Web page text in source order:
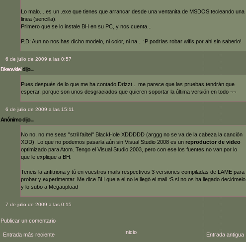
Lo malo... es un .exe que tienes que arrancar desde una ventanita de MSDOS tecleando una
linea (sencilla).
Primero que se lo instale BH en su PC, y nos cuenta...
P.D: Aun no nos has dicho modelo, ni color, ni na... :P podrías robar wifis por ahi sin saberlo!
6 de julio de 2009 a las 0:57
Dkeovkieldijo...
Pues después de lo que me ha contado Drizzt... me parece que las pruebas tendrán que
esperar, porque son unos desgraciados que quieren soportar la última versión en todo ¬¬
6 de julio de 2009 a las 15:11
Anónimo dijo...
No no, no me seas "stril failtel" BlackHole XDDDDD (arggg no se va de la cabeza la canción
XDD). Lo que no podemos pasarla aún sin Visual Studio 2008 es un reproductor de video
optimizado para Atom. Tengo el Visual Studio 2003, pero con ese los fuentes no van por lo
que le explique a BH.
Teneis la anfitriona y tú en vuestros mails respectivos 3 versiones compiladas de LAME para
probar y experimentar. Me dice BH que a el no le llegó el mail :S si no os ha llegado decidmelo
y lo subo a Megaupload
7 de julio de 2009 a las 0:15
Publicar un comentario
Entrada más reciente Entrada antigua
Inicio